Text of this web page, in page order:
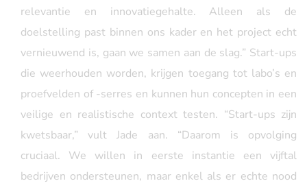
relevantie en innovatiegehalte. Alleen als de
doelstelling past binnen ons kader en het project echt
vernieuwend is, gaan we samen aan de slag.” Start-ups
die weerhouden worden, krijgen toegang tot labo’s en
proefvelden of -serres en kunnen hun concepten in een
veilige en realistische context testen. “Start-ups zijn
kwetsbaar,” vult Jade aan. “Daarom is opvolging
cruciaal. We willen in eerste instantie een vijftal
bedrijven ondersteunen, maar enkel als er echte nood